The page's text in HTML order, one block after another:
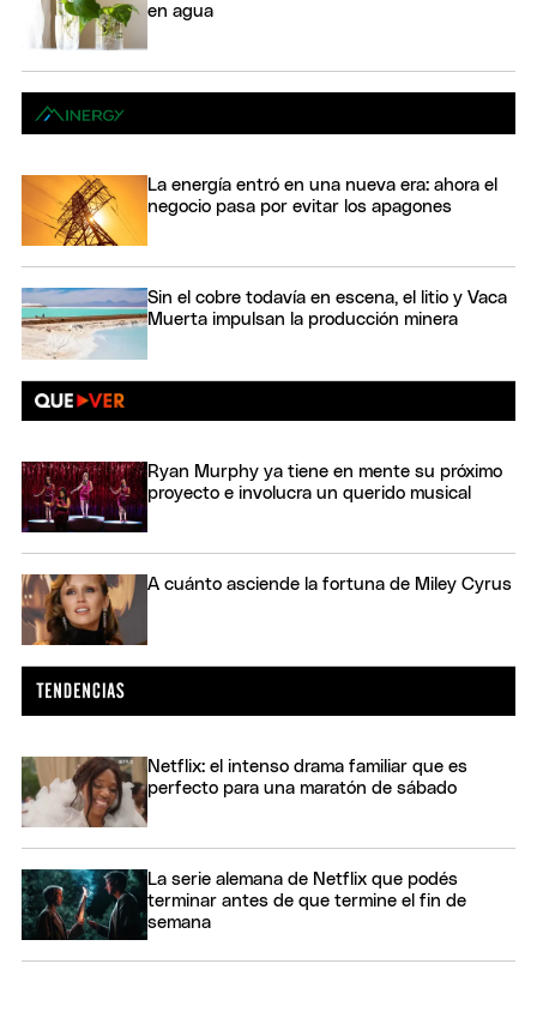
en agua
La energía entró en una nueva era: ahora el
negocio pasa por evitar los apagones
Sin el cobre todavía en escena, el litio y Vaca
Muerta impulsan la producción minera
Ryan Murphy ya tiene en mente su próximo
proyecto e involucra un querido musical
A cuánto asciende la fortuna de Miley Cyrus
Netflix: el intenso drama familiar que es
perfecto para una maratón de sábado
La serie alemana de Netflix que podés
terminar antes de que termine el fin de
semana